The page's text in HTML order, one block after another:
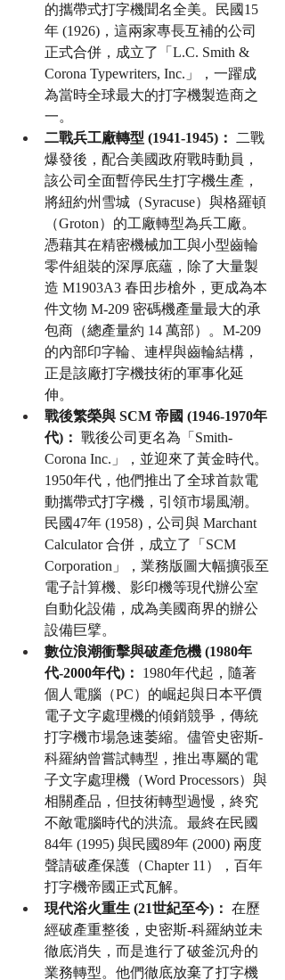
的攜帶式打字機聞名全美。民國15
年 (1926)，這兩家專長互補的公司
正式合併，成立了「L.C. Smith &
Corona Typewriters, Inc.」，一躍成
為當時全球最大的打字機製造商之
一。
二戰兵工廠轉型 (1941-1945)：
二戰
爆發後，配合美國政府戰時動員，
該公司全面暫停民生打字機生產，
將紐約州雪城（Syracuse）與格羅頓
（Groton）的工廠轉型為兵工廠。
憑藉其在精密機械加工與小型齒輪
零件組裝的深厚底蘊，除了大量製
造 M1903A3 春田步槍外，更成為本
件文物 M-209 密碼機產量最大的承
包商（總產量約 14 萬部）。M-209
的內部印字輪、連桿與齒輪結構，
正是該廠打字機技術的軍事化延
伸。
戰後繁榮與 SCM 帝國 (1946-1970年
代)： 戰後公司更名為「Smith-
Corona Inc.」，並迎來了黃金時代。
1950年代，他們推出了全球首款電
動攜帶式打字機，引領市場風潮。
民國47年 (1958)，公司與 Marchant
Calculator 合併，成立了「SCM
Corporation」，業務版圖大幅擴張至
電子計算機、影印機等現代辦公室
自動化設備，成為美國商界的辦公
設備巨擘。
數位浪潮衝擊與破產危機 (1980年
代-2000年代)：
1980年代起，隨著
個人電腦（PC）的崛起與日本平價
電子文字處理機的傾銷競爭，傳統
打字機市場急速萎縮。儘管史密斯-
科羅納曾嘗試轉型，推出專屬的電
子文字處理機（Word Processors）與
相關產品，但技術轉型過慢，終究
不敵電腦時代的洪流。最終在民國
84年 (1995) 與民國89年 (2000) 兩度
聲請破產保護（Chapter 11），百年
打字機帝國正式瓦解。
現代浴火重生 (21世紀至今)： 在歷
經破產重整後，史密斯-科羅納並未
徹底消失，而是進行了破釜沉舟的
業務轉型。他們徹底放棄了打字機